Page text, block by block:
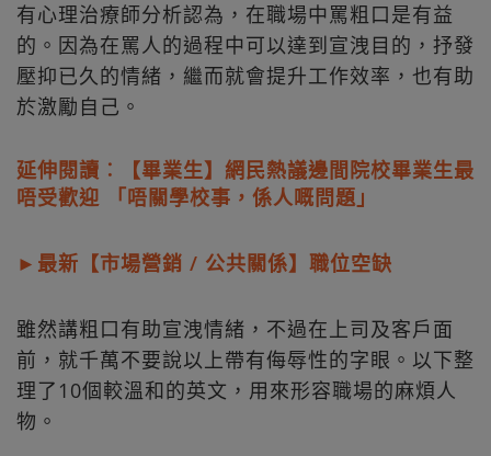
有心理治療師分析認為，在職場中罵粗口是有益
的。因為在罵人的過程中可以達到宣洩目的，抒發
壓抑已久的情緒，繼而就會提升工作效率，也有助
於激勵自己。
延伸閱讀︰【畢業生】網民熱議邊間院校畢業生最
唔受歡迎 「唔關學校事，係人嘅問題」
►最新【市場營銷 / 公共關係】職位空缺
雖然講粗口有助宣洩情緒，不過在上司及客戶面
前，就千萬不要說以上帶有侮辱性的字眼。以下整
理了10個較溫和的英文，用來形容職場的麻煩人
物。